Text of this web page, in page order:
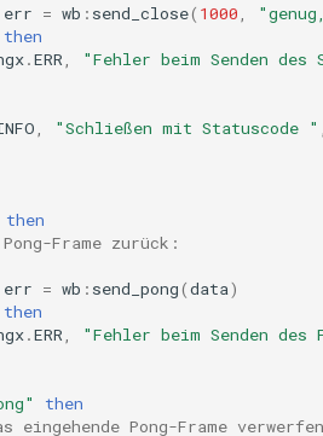
err = wb : send_close( 1000
then
.ERR
"Fehler beim Senden
"Schließen mit Statuscode "
then
Frame zurück:
err = wb : send_pong(data)
then
.ERR
"Fehler beim Senden des
then
eingehende Pong-Frame verwerfen